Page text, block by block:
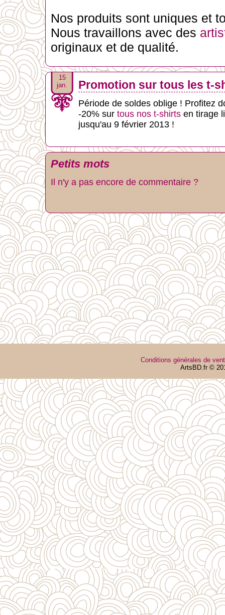
Nos produits sont uniques et
Nous travaillons avec des
originaux et de qualité.
15
jan.
Promotion sur tous les t-
Période de soldes oblige ! Profitez
-20% sur tous nos t-shirts en tirage
jusqu'au 9 février 2013 !
Petits mots
Il n'y a pas encore de commentaire ?
Conditions générales de
ArtsBD.fr ©